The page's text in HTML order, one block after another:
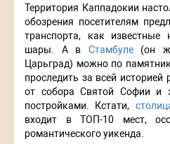
Территория Каппадокии
обозрения посетителям
транспорта, как
шары. А в Стамбуле(он же
Царьград) можно по
проследить за всей историей
от собора Святой Софии и
постройками. Кстати,
входит в ТОП-10 мест,
романтического уикенда.